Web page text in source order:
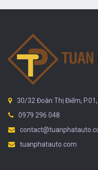
30/32 Đoàn Thị Điểm, P.01,
0979 296 048
tuanphatauto.com